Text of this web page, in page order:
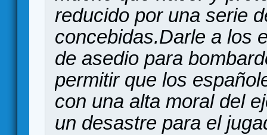
reducido por una serie
concebidas.Darle a los
de asedio para
permitir que los
con una alta moral del
un desastre para el